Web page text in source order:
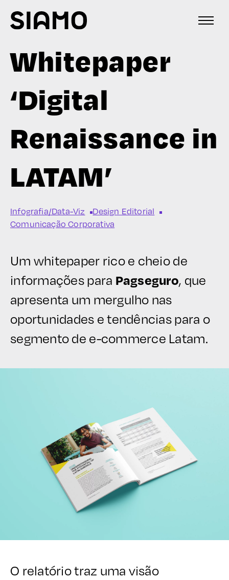
Whitepaper
‘Digital
Renaissance in
LATAM’
Infografia/Data-Viz
Design Editorial
Comunicação Corporativa
Um whitepaper rico e cheio de
informações para Pagseguro, que
apresenta um mergulho nas
oportunidades e tendências para o
segmento de e-commerce Latam.
O relatório traz uma visão